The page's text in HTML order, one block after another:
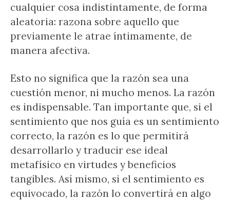
cualquier cosa indistintamente, de forma
aleatoria: razona sobre aquello que
previamente le atrae íntimamente, de
manera afectiva.
Esto no significa que la razón sea una
cuestión menor, ni mucho menos. La razón
es indispensable. Tan importante que, si el
sentimiento que nos guía es un sentimiento
correcto, la razón es lo que permitirá
desarrollarlo y traducir ese ideal
metafísico en virtudes y beneficios
tangibles. Así mismo, si el sentimiento es
equivocado, la razón lo convertirá en algo